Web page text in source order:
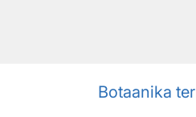
Botaanika